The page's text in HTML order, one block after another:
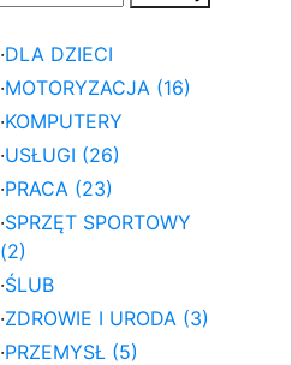
·DLA DZIECI
·MOTORYZACJA (16)
·KOMPUTERY
·USŁUGI (26)
·PRACA (23)
·SPRZĘT SPORTOWY
(2)
·ŚLUB
·ZDROWIE I URODA (3)
·PRZEMYSŁ (5)